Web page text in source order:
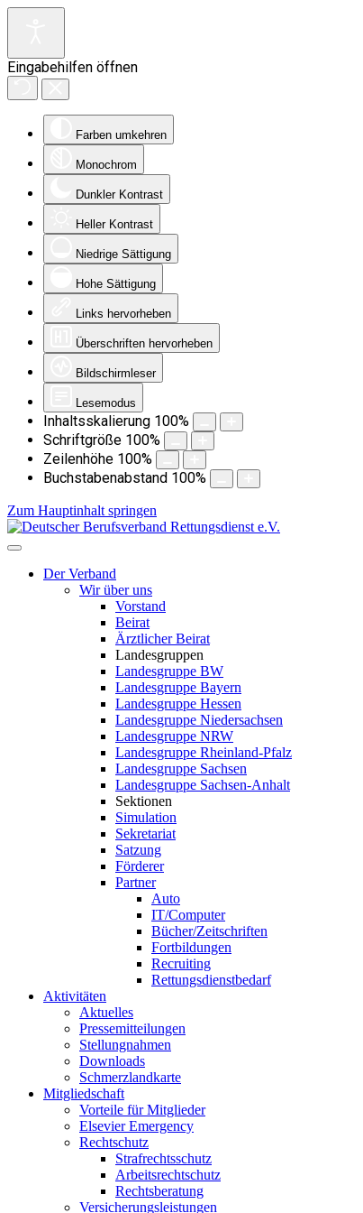
Eingabehilfen öffnen
Farben umkehren
Monochrom
Dunkler Kontrast
Heller Kontrast
Niedrige Sättigung
Hohe Sättigung
Links hervorheben
Überschriften hervorheben
Bildschirmleser
Lesemodus
Inhaltsskalierung 100%
Schriftgröße 100%
Zeilenhöhe 100%
Buchstabenabstand 100%
Zum Hauptinhalt springen
Der Verband
Wir über uns
Vorstand
Beirat
Ärztlicher Beirat
Landesgruppen
Landesgruppe BW
Landesgruppe Bayern
Landesgruppe Hessen
Landesgruppe Niedersachsen
Landesgruppe NRW
Landesgruppe Rheinland-Pfalz
Landesgruppe Sachsen
Landesgruppe Sachsen-Anhalt
Sektionen
Simulation
Sekretariat
Satzung
Förderer
Partner
Auto
IT/Computer
Bücher/Zeitschriften
Fortbildungen
Recruiting
Rettungsdienstbedarf
Aktivitäten
Aktuelles
Pressemitteilungen
Stellungnahmen
Downloads
Schmerzlandkarte
Mitgliedschaft
Vorteile für Mitglieder
Elsevier Emergency
Rechtschutz
Strafrechtsschutz
Arbeitsrechtschutz
Rechtsberatung
Versicherungsleistungen